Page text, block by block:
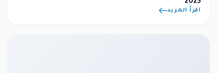
2025
اقرأ المزيد